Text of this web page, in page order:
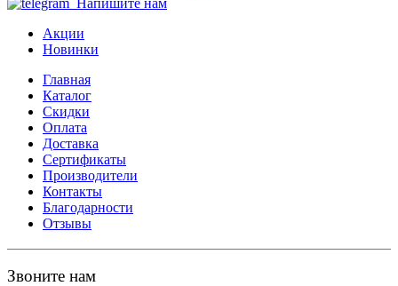
Акции
Новинки
Главная
Каталог
Скидки
Оплата
Доставка
Сертификаты
Производители
Контакты
Благодарности
Отзывы
Звоните нам